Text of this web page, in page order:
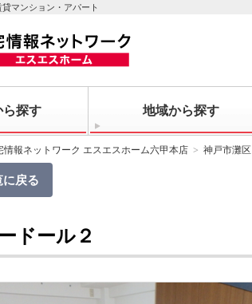
マンション・アパート
ら探す 地域から探す
報ネットワーク エスエスホーム六甲本店 神戸市灘区
戻る
ドール２